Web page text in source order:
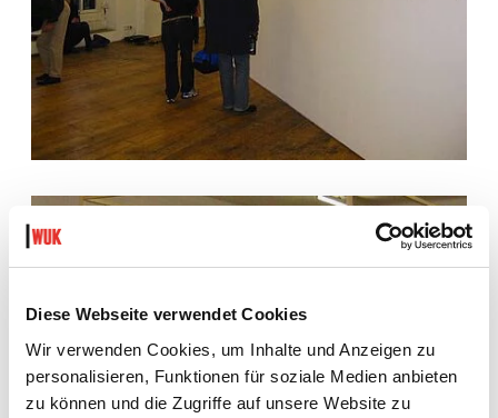
Diese Webseite verwendet Cookies
Wir verwenden Cookies, um Inhalte und Anzeigen zu
personalisieren, Funktionen für soziale Medien anbieten
zu können und die Zugriffe auf unsere Website zu